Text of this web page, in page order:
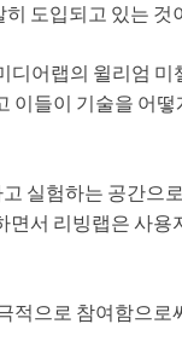
도입되고 있는 것
어랩의 윌리엄
이들이 기술을 어
실험하는 공간으
면서 리빙랩은 사
적으로 참여함으로